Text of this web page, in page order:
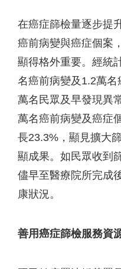
在癌症篩檢量逐步提
癌前病變與癌症個案
顯得格外重要。經統
名癌前病變及1.2萬
萬名民眾及早發現異
萬名癌前病變及癌症
長23.3%，顯見擴大
顯成果。如民眾收到
儘早至醫療院所完成
康狀況。
善用癌症篩檢服務資